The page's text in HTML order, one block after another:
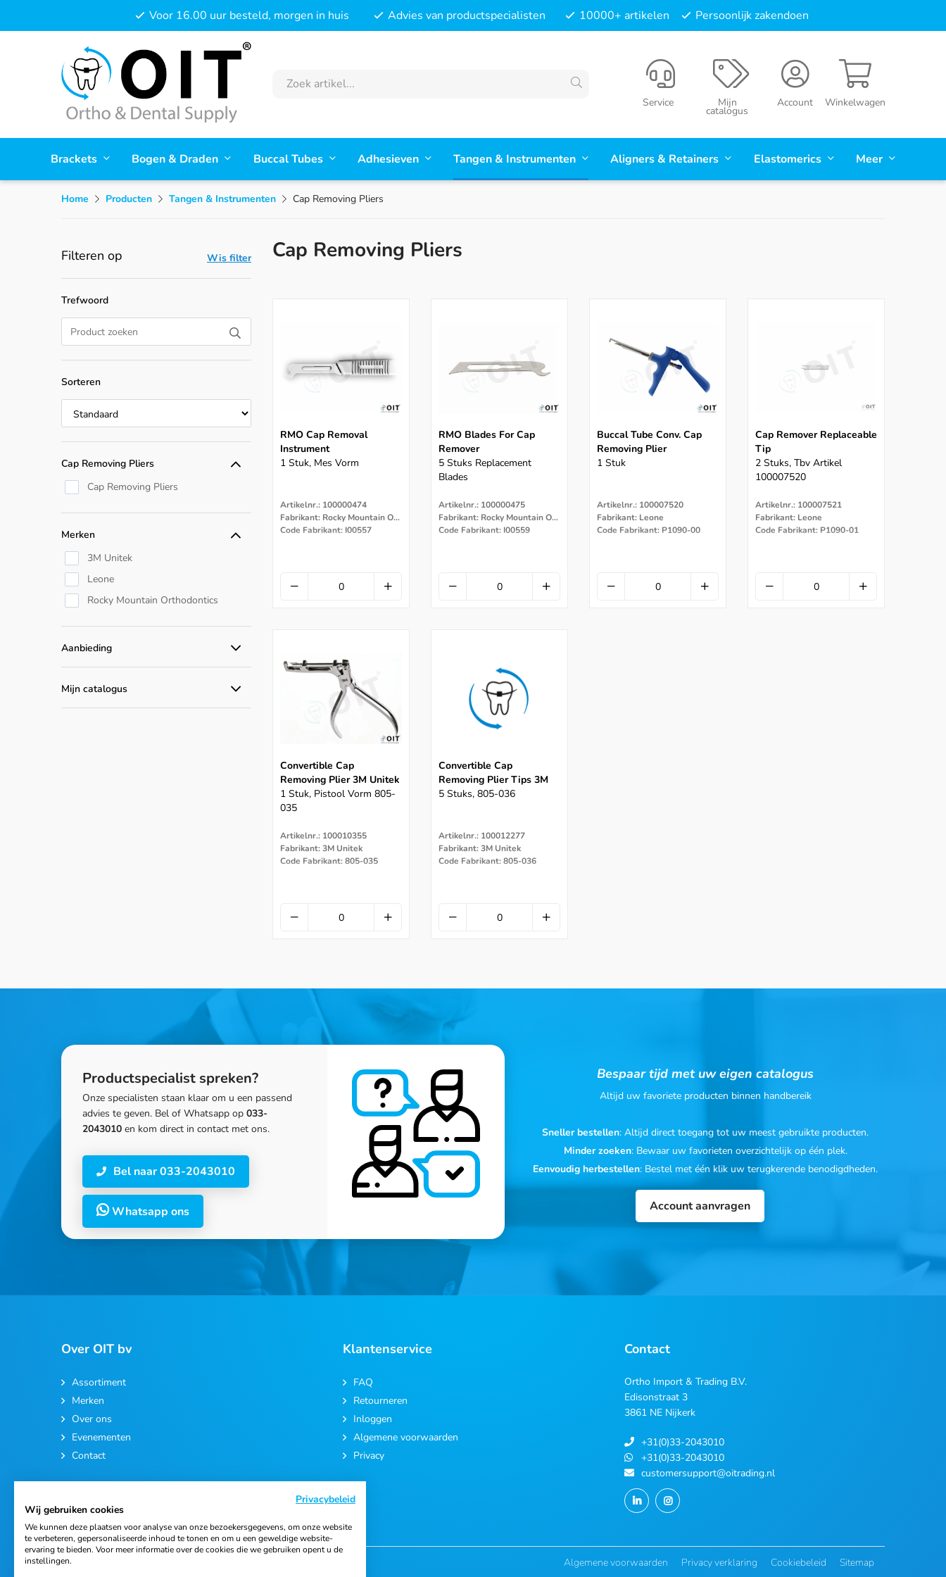
Voor 16.00 uur besteld, morgen in huis Advies van productspecialisten 10000+ artikelen Persoonlijk zakendoen
Winkelwagen
Account
Mijn
catalogus
Service
Brackets Bogen & Draden Buccal Tubes Adhesieven Tangen & Instrumenten Aligners & Retainers Elastomerics Meer
Home Producten Tangen & Instrumenten Cap Removing Pliers
Filteren op Wis filter
Trefwoord
Sorteren
Cap Removing Pliers
Cap Removing Pliers
Merken
3M Unitek
Leone
Rocky Mountain Orthodontics
Aanbieding
Mijn catalogus
Cap Removing Pliers
RMO Cap Removal
Instrument
1 Stuk, Mes Vorm
Artikelnr.: 100000474
Fabrikant: Rocky Mountain Orthodontics
Code Fabrikant: I00557
RMO Blades For Cap
Remover
5 Stuks Replacement
Blades
Artikelnr.: 100000475
Fabrikant: Rocky Mountain Orthodontics
Code Fabrikant: I00559
Buccal Tube Conv. Cap
Removing Plier
1 Stuk
Artikelnr.: 100007520
Fabrikant: Leone
Code Fabrikant: P1090-00
Cap Remover Replaceable
Tip
2 Stuks, Tbv Artikel
100007520
Artikelnr.: 100007521
Fabrikant: Leone
Code Fabrikant: P1090-01
Convertible Cap
Removing Plier 3M Unitek
1 Stuk, Pistool Vorm 805-
035
Artikelnr.: 100010355
Fabrikant: 3M Unitek
Code Fabrikant: 805-035
Convertible Cap
Removing Plier Tips 3M
5 Stuks, 805-036
Artikelnr.: 100012277
Fabrikant: 3M Unitek
Code Fabrikant: 805-036
Productspecialist spreken?
Onze specialisten staan klaar om u een passend
advies te geven. Bel of Whatsapp op 033-
2043010 en kom direct in contact met ons.
Bel naar 033-2043010
Whatsapp ons
Bespaar tijd met uw eigen catalogus
Altijd uw favoriete producten binnen handbereik
Sneller bestellen: Altijd direct toegang tot uw meest gebruikte producten.
Minder zoeken: Bewaar uw favorieten overzichtelijk op één plek.
Eenvoudig herbestellen: Bestel met één klik uw terugkerende benodigdheden.
Account aanvragen
Over OIT bv
Assortiment
Merken
Over ons
Evenementen
Contact
Klantenservice
FAQ
Retourneren
Inloggen
Algemene voorwaarden
Privacy
Contact
Ortho Import & Trading B.V.
Edisonstraat 3
3861 NE Nijkerk
+31(0)33-2043010
+31(0)33-2043010
customersupport@oitrading.nl
© 2026 Ortho Import & Trading B.V. Algemene voorwaarden Privacy verklaring Cookiebeleid Sitemap
Privacybeleid
Wij gebruiken cookies
We kunnen deze plaatsen voor analyse van onze bezoekersgegevens, om onze website
te verbeteren, gepersonaliseerde inhoud te tonen en om u een geweldige website-
ervaring te bieden. Voor meer informatie over de cookies die we gebruiken opent u de
instellingen.